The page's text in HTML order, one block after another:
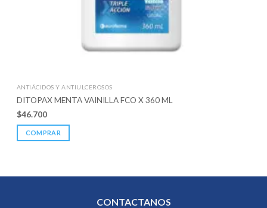
ANTIÁCIDOS Y ANTIULCEROSOS
DITOPAX MENTA VAINILLA FCO X 360 ML
$46.700
COMPRAR
CONTACTANOS